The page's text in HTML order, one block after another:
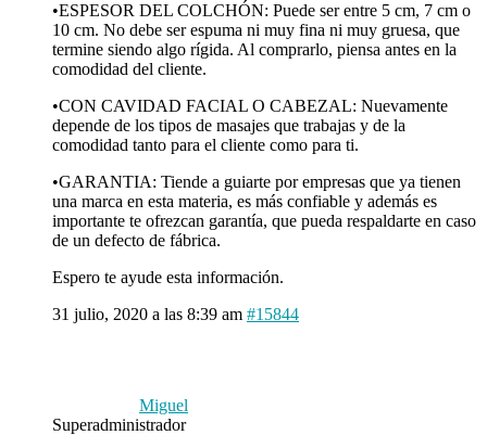
•ESPESOR DEL COLCHÓN: Puede ser entre 5 cm, 7 cm o
10 cm. No debe ser espuma ni muy fina ni muy gruesa, que
termine siendo algo rígida. Al comprarlo, piensa antes en la
comodidad del cliente.
•CON CAVIDAD FACIAL O CABEZAL: Nuevamente
depende de los tipos de masajes que trabajas y de la
comodidad tanto para el cliente como para ti.
•GARANTIA: Tiende a guiarte por empresas que ya tienen
una marca en esta materia, es más confiable y además es
importante te ofrezcan garantía, que pueda respaldarte en caso
de un defecto de fábrica.
Espero te ayude esta información.
31 julio, 2020 a las 8:39 am #15844
Miguel
Superadministrador